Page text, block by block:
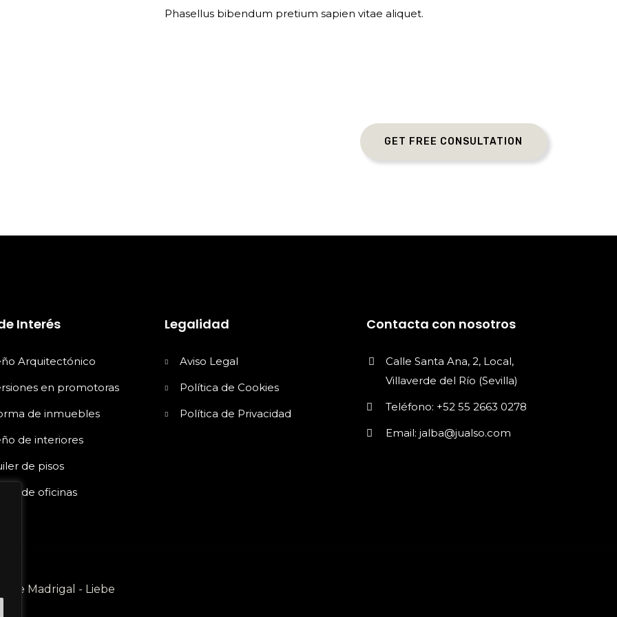
Phasellus bibendum pretium sapien vitae aliquet.
GET FREE CONSULTATION
Interés
Arquitectónico
en promotoras
de inmuebles
de interiores
de pisos
de oficinas
Legalidad
Aviso Legal
Política de Cookies
Política de Privacidad
Contacta con nosotros
Calle Santa Ana, 2, Local,
Villaverde del Río (Sevilla)
Teléfono: +52 55 2663 0278
Email: jalba@jualso.com
Madrigal - Liebe